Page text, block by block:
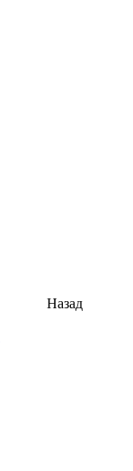
Назад